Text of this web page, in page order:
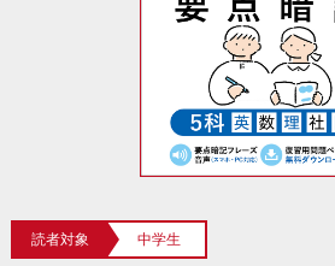
読者対象 中学生